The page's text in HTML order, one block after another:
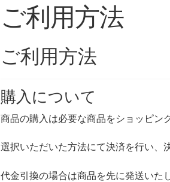
ご利用方法
ご利用方法
購入について
商品の購入は必要な商品をショッピン
選択いただいた方法にて決済を行い、
代金引換の場合は商品を先に発送いた